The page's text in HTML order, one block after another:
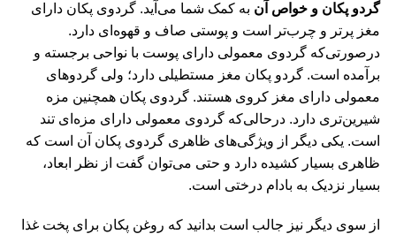
گردو پکان و خواص آن به کمک شما می‌آید. گردوی پکان دارای
مغز پرتر و چرب‌تر است و پوستی صاف و قهوه‌ای دارد.
درصورتی‌که گردوی معمولی دارای پوست با نواحی برجسته و
برآمده است. گردو پکان مغز مستطیلی دارد؛ ولی گردوهای
معمولی دارای مغز کروی هستند. گردوی پکان همچنین مزه
شیرین‌تری دارد. درحالی‌که گردوی معمولی دارای مزه‌ای تند
است. یکی دیگر از ویژگی‌های ظاهری گردوی پکان آن است که
ظاهری بسیار کشیده دارد و حتی می‌توان گفت از نظر ابعاد،
بسیار نزدیک به بادام درختی است.
از سوی دیگر نیز جالب است بدانید که روغن پکان برای پخت غذا